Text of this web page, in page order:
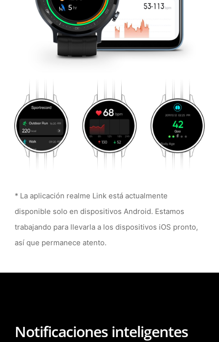
* La aplicación realme Link está actualmente
disponible solo en dispositivos Android. Estamos
trabajando para llevarla a los dispositivos iOS pronto,
así que permanece atento.
Notificaciones inteligentes